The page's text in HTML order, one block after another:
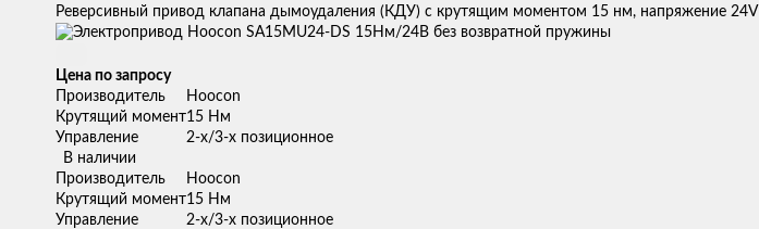
Реверсивный привод клапана дымоудаления (КДУ) с крутящим моментом 15 нм, напряжение 24V
Цена по запросу
Производитель
Hoocon
Крутящий момент15 Нм
Управление
2-х/3-х позиционное
В наличии
Производитель
Hoocon
Крутящий момент15 Нм
Управление
2-х/3-х позиционное